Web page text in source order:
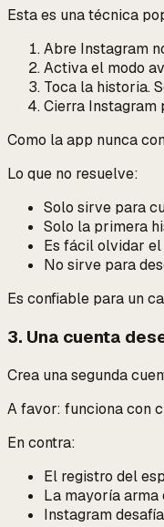
Esta es una técnica
Abre Instagram
Activa el modo
Toca la historia.
Cierra Instagram
Como la app nunca
Lo que no resuelve:
Solo sirve para
Solo la primera
Es fácil olvidar
No sirve para
Es confiable para un
3. Una cuenta
Crea una segunda
A favor: funciona con
En contra:
El registro del
La mayoría arma
Instagram